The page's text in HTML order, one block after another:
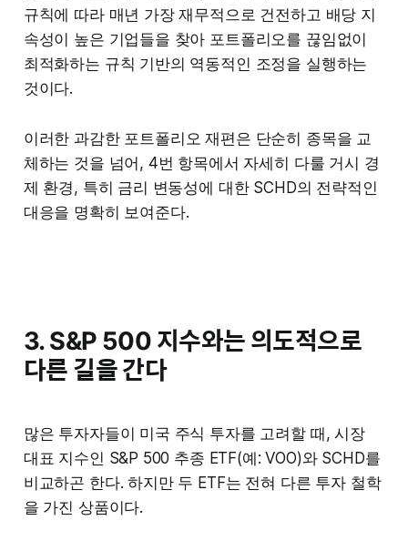
규칙에 따라 매년 가장 재무적으로 건전하고 배당 지
속성이 높은 기업들을 찾아 포트폴리오를 끊임없이
최적화하는 규칙 기반의 역동적인 조정을 실행하는
것이다.
이러한 과감한 포트폴리오 재편은 단순히 종목을 교
체하는 것을 넘어, 4번 항목에서 자세히 다룰 거시 경
제 환경, 특히 금리 변동성에 대한 SCHD의 전략적인
대응을 명확히 보여준다.
3. S&P 500 지수와는 의도적으로
다른 길을 간다
많은 투자자들이 미국 주식 투자를 고려할 때, 시장
대표 지수인 S&P 500 추종 ETF(예: VOO)와 SCHD를
비교하곤 한다. 하지만 두 ETF는 전혀 다른 투자 철학
을 가진 상품이다.